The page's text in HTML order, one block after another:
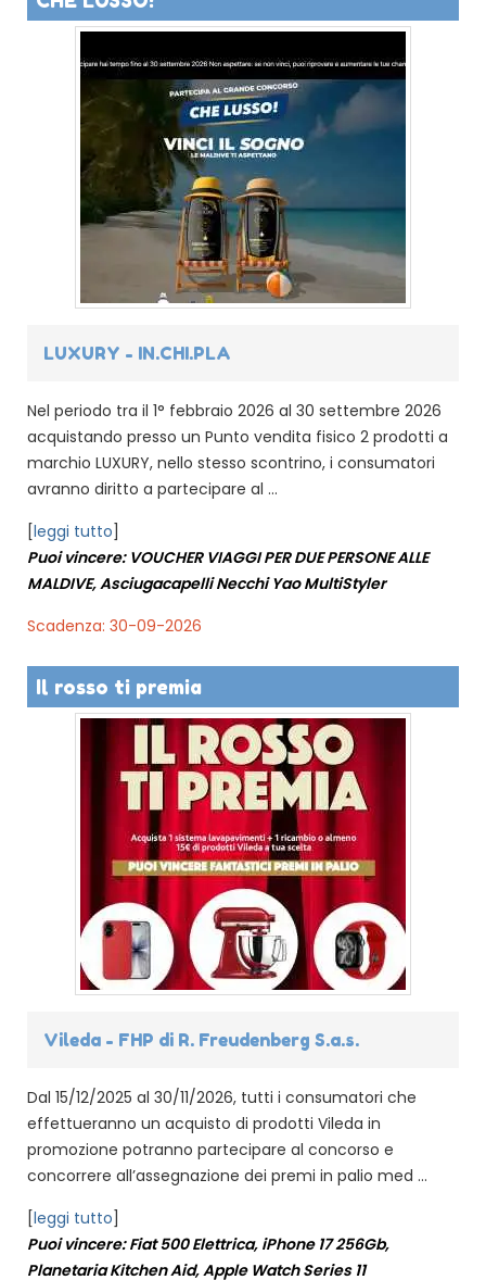
LUXURY - IN.CHI.PLA
Nel periodo tra il 1° febbraio 2026 al 30 settembre 2026
acquistando presso un Punto vendita fisico 2 prodotti a
marchio LUXURY, nello stesso scontrino, i consumatori
avranno diritto a partecipare al ...
[leggi tutto]
Puoi vincere: VOUCHER VIAGGI PER DUE PERSONE ALLE
MALDIVE, Asciugacapelli Necchi Yao MultiStyler
Scadenza: 30-09-2026
Il rosso ti premia
Vileda - FHP di R. Freudenberg S.a.s.
Dal 15/12/2025 al 30/11/2026, tutti i consumatori che
effettueranno un acquisto di prodotti Vileda in
promozione potranno partecipare al concorso e
concorrere all’assegnazione dei premi in palio med ...
[leggi tutto]
Puoi vincere: Fiat 500 Elettrica, iPhone 17 256Gb,
Planetaria Kitchen Aid, Apple Watch Series 11